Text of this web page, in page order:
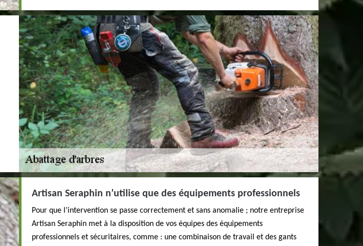
Artisan Seraphin n’utilise que des équipements professionnels
Pour que l’intervention se passe correctement et sans anomalie ; notre entreprise
Artisan Seraphin met à la disposition de vos équipes des équipements
professionnels et sécuritaires, comme : une combinaison de travail et des gants